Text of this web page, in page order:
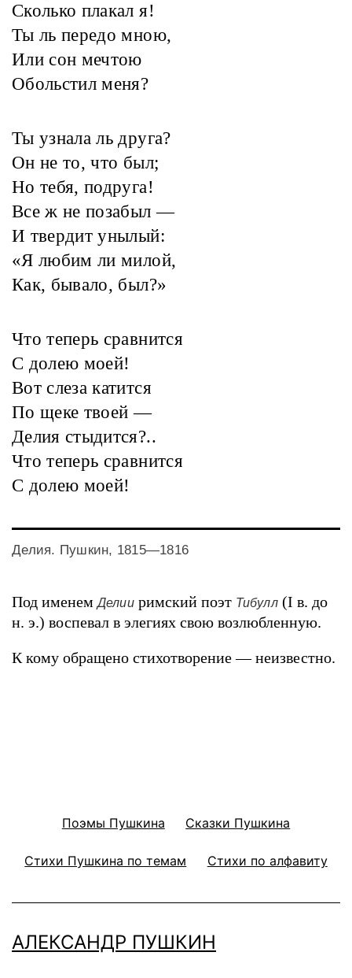
Сколько плакал я!
Ты ль передо мною,
Или сон мечтою
Обольстил меня?
Ты узнала ль друга?
Он не то, что был;
Но тебя, подруга!
Все ж не позабыл —
И твердит унылый:
«Я любим ли милой,
Как, бывало, был?»
Что теперь сравнится
С долею моей!
Вот слеза катится
По щеке твоей —
Делия стыдится?..
Что теперь сравнится
С долею моей!
Делия. Пушкин, 1815—1816
Под именемДелииримский поэт Тибулл(I в. до
н. э.) воспевал в элегиях свою возлюбленную.
К кому обращено стихотворение — неизвестно.
Поэмы Пушкина Сказки Пушкина
Стихи Пушкина по темам Стихи по алфавиту
АЛЕКСАНДР ПУШКИН